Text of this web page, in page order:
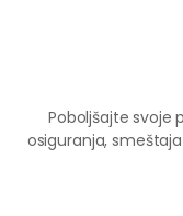
Poboljšajte svoje
osiguranja,